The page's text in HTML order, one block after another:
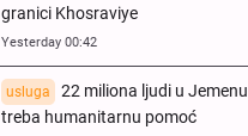
granici Khosraviye
Yesterday 00:42
usluga
22 miliona ljudi u Jemenu
treba humanitarnu pomoć